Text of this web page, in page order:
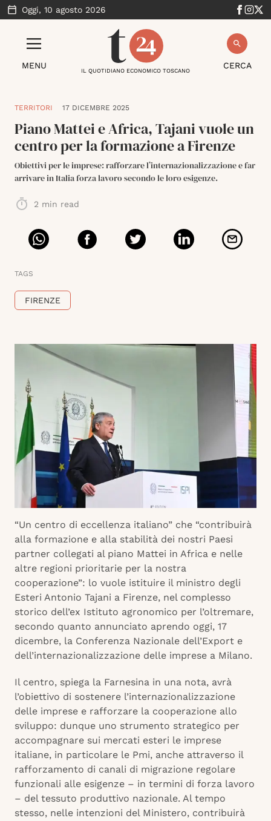
Oggi, 10 agosto 2026
MENU CERCA
IL QUOTIDIANO ECONOMICO TOSCANO
TERRITORI 17 DICEMBRE 2025
Piano Mattei e Africa, Tajani vuole un
centro per la formazione a Firenze
Obiettivi per le imprese: rafforzare l’internazionalizzazione e far
arrivare in Italia forza lavoro secondo le loro esigenze.
2 min read
TAGS
FIRENZE
“Un centro di eccellenza italiano” che “contribuirà
alla formazione e alla stabilità dei nostri Paesi
partner collegati al piano Mattei in Africa e nelle
altre regioni prioritarie per la nostra
cooperazione”: lo vuole istituire il ministro degli
Esteri Antonio Tajani a Firenze, nel complesso
storico dell’ex Istituto agronomico per l’oltremare,
secondo quanto annunciato aprendo oggi, 17
dicembre, la Conferenza Nazionale dell’Export e
dell’internazionalizzazione delle imprese a Milano.
Il centro, spiega la Farnesina in una nota, avrà
l’obiettivo di sostenere l’internazionalizzazione
delle imprese e rafforzare la cooperazione allo
sviluppo: dunque uno strumento strategico per
accompagnare sui mercati esteri le imprese
italiane, in particolare le Pmi, anche attraverso il
rafforzamento di canali di migrazione regolare
funzionali alle esigenze – in termini di forza lavoro
– del tessuto produttivo nazionale. Al tempo
stesso, nelle intenzioni del Ministero, contribuirà